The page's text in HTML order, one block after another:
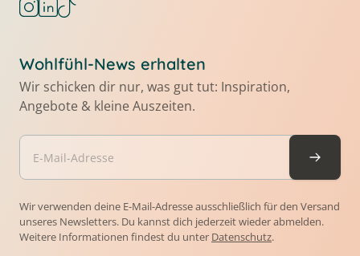
Wohlfühl-News erhalten
Wir schicken dir nur, was gut tut: Inspiration,
Angebote & kleine Auszeiten.
Wir verwenden deine E-Mail-Adresse ausschließlich für den Versand
unseres Newsletters. Du kannst dich jederzeit wieder abmelden.
Weitere Informationen findest du unter Datenschutz.